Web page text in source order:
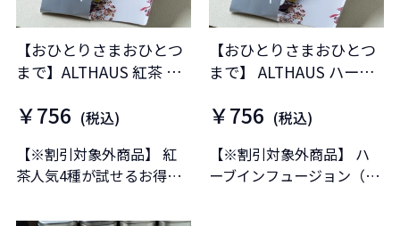
【おひとりさまおひとつ
まで】ALTHAUS 紅茶 お
￥756 (税込)
【※割引対象外商品】 紅
茶人気4種が試せるお得な
【おひとりさまおひとつ
まで】 ALTHAUS ハーブ
セット
￥756 (税込)
【※割引対象外商品】 ハ
ーブインフュージョン（ノ